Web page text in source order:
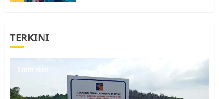
5
TERKINI
5 min read